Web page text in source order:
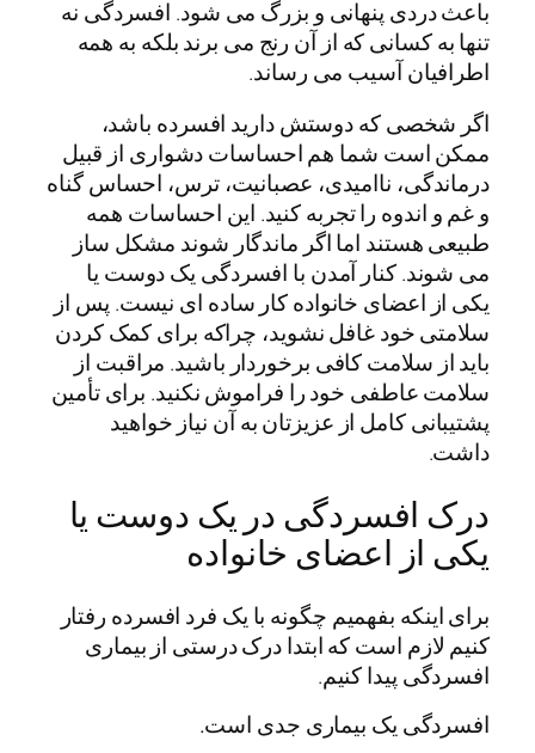
باعث دردی پنهانی و بزرگ می شود. افسردگی نه
تنها به کسانی که از آن رنج می برند بلکه به همه
اطرافیان آسیب می رساند.
اگر شخصی که دوستش دارید افسرده باشد،
ممکن است شما هم احساسات دشواری از قبیل
درماندگی، ناامیدی، عصبانیت، ترس، احساس گناه
و غم و اندوه را تجربه کنید. این احساسات همه
طبیعی هستند اما اگر ماندگار شوند مشکل ساز
می شوند. کنار آمدن با افسردگی یک دوست یا
یکی از اعضای خانواده کار ساده ای نیست. پس از
سلامتی خود غافل نشوید، چراکه برای کمک کردن
باید از سلامت کافی برخوردار باشید. مراقبت از
سلامت عاطفی خود را فراموش نکنید. برای تأمین
پشتیبانی کامل از عزیزتان به آن نیاز خواهید
داشت.
درک افسردگی در یک دوست یا
یکی از اعضای خانواده
برای اینکه بفهمیم چگونه با یک فرد افسرده رفتار
کنیم لازم است که ابتدا درک درستی از بیماری
افسردگی پیدا کنیم.
افسردگی یک بیماری جدی است.